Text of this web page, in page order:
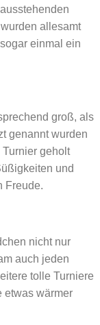
allesamt
einmal ein
groß, als
genannt wurden
geholt
und
Freude.
nicht nur
auch jeden
tolle Turniere
etwas wärmer